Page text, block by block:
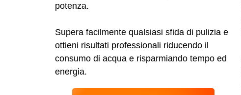
potenza.
Supera facilmente qualsiasi sfida di pulizia e
ottieni risultati professionali riducendo il
consumo di acqua e risparmiando tempo ed
energia.